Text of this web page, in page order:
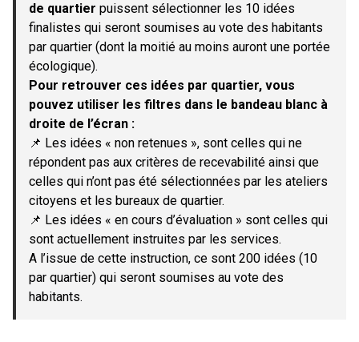
de quartier puissent sélectionner les 10 idées
finalistes qui seront soumises au vote des habitants
par quartier (dont la moitié au moins auront une portée
écologique).
Pour retrouver ces idées par quartier, vous
pouvez utiliser les filtres dans le bandeau blanc à
droite de l’écran :
📌 Les idées « non retenues », sont celles qui ne
répondent pas aux critères de recevabilité ainsi que
celles qui n’ont pas été sélectionnées par les ateliers
citoyens et les bureaux de quartier.
📌 Les idées « en cours d’évaluation » sont celles qui
sont actuellement instruites par les services.
A l’issue de cette instruction, ce sont 200 idées (10
par quartier) qui seront soumises au vote des
habitants.